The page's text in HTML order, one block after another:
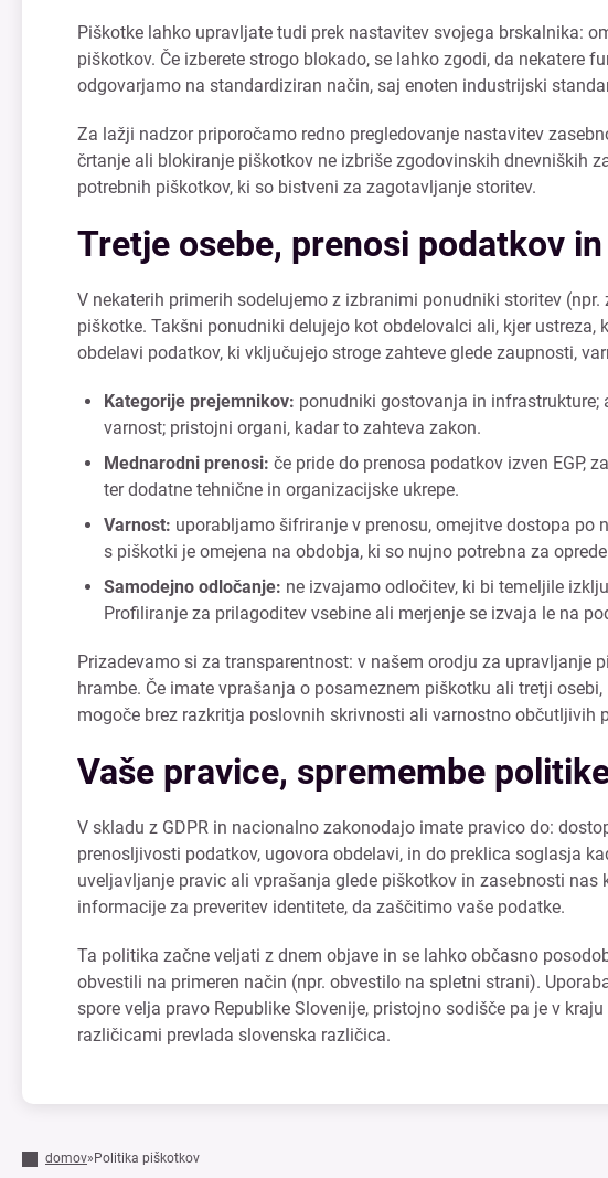
Piškotke lahko upravljate tudi prek nastavitev svojega brskalnika:
piškotkov. Če izberete strogo blokado, se lahko zgodi, da nekatere
odgovarjamo na standardiziran način, saj enoten industrijski
Za lažji nadzor priporočamo redno pregledovanje nastavitev
črtanje ali blokiranje piškotkov ne izbriše zgodovinskih dnevniških
potrebnih piškotkov, ki so bistveni za zagotavljanje storitev.
Tretje osebe, prenosi podatkov
V nekaterih primerih sodelujemo z izbranimi ponudniki storitev
piškotke. Takšni ponudniki delujejo kot obdelovalci ali, kjer
obdelavi podatkov, ki vključujejo stroge zahteve glede zaupnosti,
Kategorije prejemnikov: ponudniki gostovanja in
varnost; pristojni organi, kadar to zahteva zakon.
Mednarodni prenosi: če pride do prenosa podatkov izven EGP,
ter dodatne tehnične in organizacijske ukrepe.
Varnost: uporabljamo šifriranje v prenosu, omejitve dostopa po
s piškotki je omejena na obdobja, ki so nujno potrebna za
Samodejno odločanje: ne izvajamo odločitev, ki bi temeljile
Profiliranje za prilagoditev vsebine ali merjenje se izvaja le na
Prizadevamo si za transparentnost: v našem orodju za upravljanje
hrambe. Če imate vprašanja o posameznem piškotku ali tretji
mogoče brez razkritja poslovnih skrivnosti ali varnostno občutljivih
Vaše pravice, spremembe
V skladu z GDPR in nacionalno zakonodajo imate pravico do:
prenosljivosti podatkov, ugovora obdelavi, in do preklica soglasja
uveljavljanje pravic ali vprašanja glede piškotkov in zasebnosti nas
informacije za preveritev identitete, da zaščitimo vaše podatke.
Ta politika začne veljati z dnem objave in se lahko občasno
obvestili na primeren način (npr. obvestilo na spletni strani).
spore velja pravo Republike Slovenije, pristojno sodišče pa je v
različicami prevlada slovenska različica.
domov» Politika piškotkov